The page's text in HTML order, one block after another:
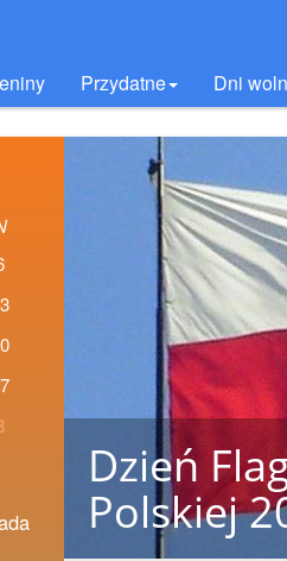
Przydatne Dni
Dzień
Polskiej